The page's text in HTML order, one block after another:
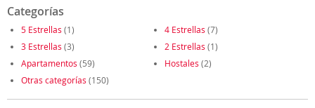
Categorías
5 Estrellas (1) 4 Estrellas (7)
3 Estrellas (3) 2 Estrellas (1)
Apartamentos (59) Hostales (2)
Otras categorías (150)